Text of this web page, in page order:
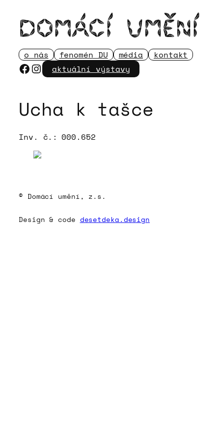
obsah
o nás fenomén DU média kontakt
Facebook
Instagram
aktuální výstavy
Ucha k tašce
Inv. č.: 000.652
© Domácí umění, z.s.
Design & code desetdeka.design